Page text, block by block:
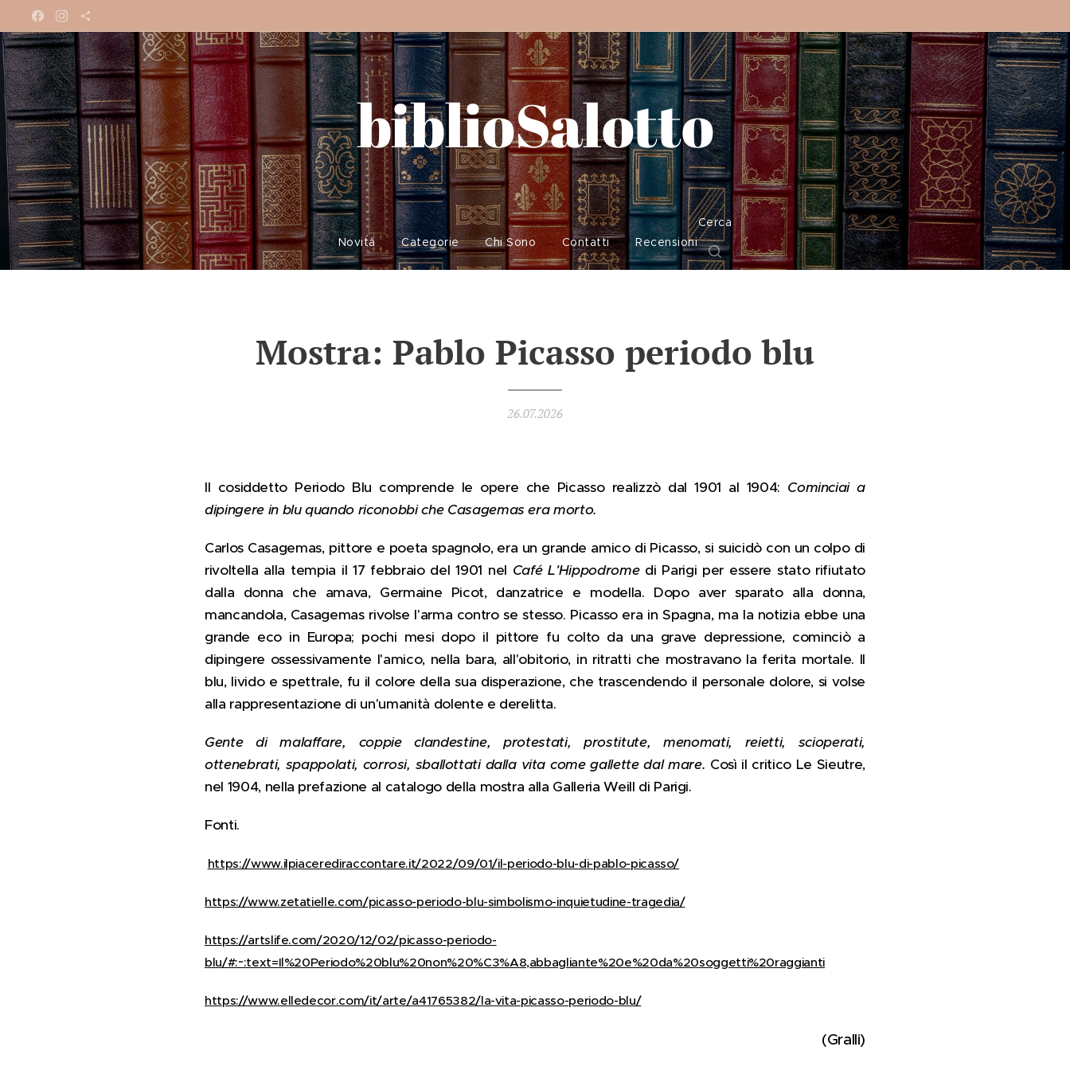
biblioSalotto
Novità Categorie Chi Sono Contatti Recensioni
Cerca
Mostra: Pablo Picasso periodo blu
26.07.2026
Il cosiddetto Periodo Blu comprende le opere che Picasso realizzò dal 1901 al 1904: Cominciai a
dipingere in blu quando riconobbi che Casagemas era morto.
Carlos Casagemas, pittore e poeta spagnolo, era un grande amico di Picasso, si suicidò con un colpo di
rivoltella alla tempia il 17 febbraio del 1901 nel Café L'Hippodromedi Parigi per essere stato rifiutato
dalla donna che amava, Germaine Picot, danzatrice e modella. Dopo aver sparato alla donna,
mancandola, Casagemas rivolse l'arma contro se stesso. Picasso era in Spagna, ma la notizia ebbe una
grande eco in Europa; pochi mesi dopo il pittore fu colto da una grave depressione, cominciò a
dipingere ossessivamente l'amico, nella bara, all'obitorio, in ritratti che mostravano la ferita mortale. Il
blu, livido e spettrale, fu il colore della sua disperazione, che trascendendo il personale dolore, si volse
alla rappresentazione di un'umanità dolente e derelitta.
Gente di malaffare, coppie clandestine, protestati, prostitute, menomati, reietti, scioperati,
ottenebrati, spappolati, corrosi, sballottati dalla vita come gallette dal mare. Così il critico Le Sieutre,
nel 1904, nella prefazione al catalogo della mostra alla Galleria Weill di Parigi.
Fonti.
https://www.ilpiacerediraccontare.it/2022/09/01/il-periodo-blu-di-pablo-picasso/
https://www.zetatielle.com/picasso-periodo-blu-simbolismo-inquietudine-tragedia/
https://artslife.com/2020/12/02/picasso-periodo-
blu/#:~:text=Il%20Periodo%20blu%20non%20%C3%A8,abbagliante%20e%20da%20soggetti%20raggianti
https://www.elledecor.com/it/arte/a41765382/la-vita-picasso-periodo-blu/
(Gralli)